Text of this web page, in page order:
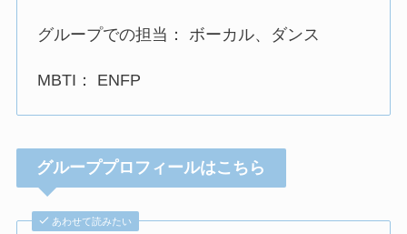
グループでの担当： ボーカル、ダンス
MBTI： ENFP
グループプロフィールはこちら
あわせて読みたい